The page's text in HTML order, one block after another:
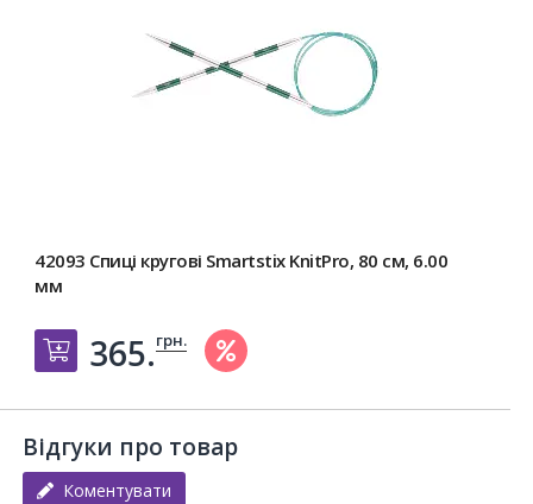
42093 Спиці кругові Smartstix KnitPro, 80 см, 6.00
мм
Добавить в корзину
365.грн.
Відгуки про товар
Коментувати